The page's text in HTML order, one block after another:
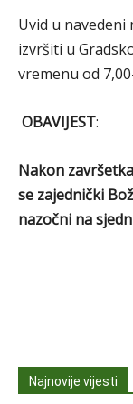
Uvid u
izvršiti u
vremenu od
OBAVIJEST:
Nakon
se zajednički
nazočni na
Najnovije vijesti